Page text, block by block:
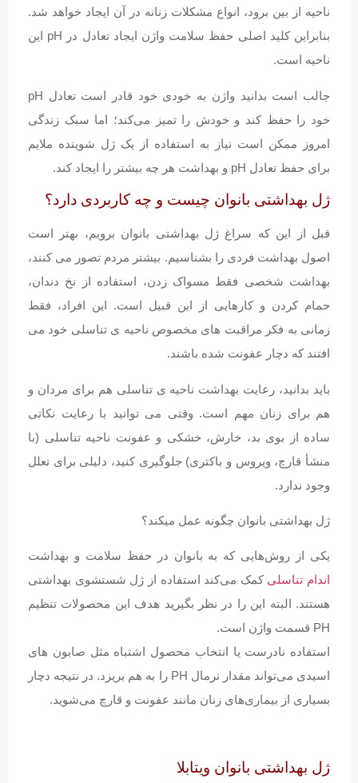
ناحیه از بین برود، انواع مشکلات زنانه در آن ایجاد خواهد شد.
بنابراین کلید اصلی حفظ سلامت واژن ایجاد تعادل در pH این
ناحیه است.
جالب است بدانید واژن به خودی خود قادر است تعادل pH
خود را حفظ کند و خودش را تمیز می‌کند؛ اما سبک زندگی
امروز ممکن است نیاز به استفاده از یک ژل شوینده ملایم
برای حفظ تعادل pH و بهداشت هر چه بیشتر را ایجاد کند.
ژل بهداشتی بانوان چیست و چه کاربردی دارد؟
قبل از این که سراغ ژل بهداشتی بانوان برویم، بهتر است
اصول بهداشت فردی را بشناسیم. بیشتر مردم تصور می کنند،
بهداشت شخصی فقط مسواک زدن، استفاده از نخ دندان،
حمام کردن و کارهایی از این قبیل است. این افراد، فقط
زمانی به فکر مراقبت های مخصوص ناحیه ی تناسلی خود می
افتند که دچار عفونت شده باشند.
باید بدانید، رعایت بهداشت ناحیه ی تناسلی هم برای مردان و
هم برای زنان مهم است. وقتی می توانید با رعایت نکاتی
ساده از بوی بد، خارش، خشکی و عفونت ناحیه تناسلی (با
منشأ قارچ، ویروس و باکتری) جلوگیری کنید، دلیلی برای تعلل
وجود ندارد.
ژل بهداشتی بانوان چگونه عمل میکند؟
یکی از روش‌هایی که به بانوان در حفظ سلامت و بهداشت
اندام تناسلی کمک می‌کند استفاده از ژل شستشوی بهداشتی
هستند. البته این را در نظر بگیرید هدف این محصولات تنظیم
PH قسمت واژن است.
استفاده نادرست یا انتخاب محصول اشتباه مثل صابون های
اسیدی می‌تواند مقدار نرمال PH را به‌ هم بریزد. در نتیجه دچار
بسیاری از بیماری‌های زنان مانند عفونت و قارچ می‌شوید.
ژل بهداشتی بانوان ویتابلا